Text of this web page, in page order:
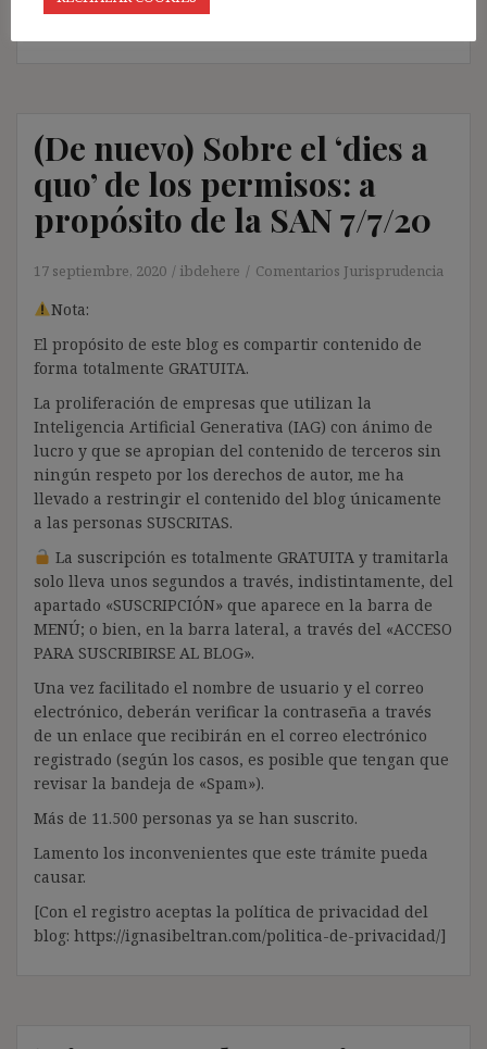
(De nuevo) Sobre el ‘dies a
quo’ de los permisos: a
propósito de la SAN 7/7/20
17 septiembre, 2020 ibdehere Comentarios Jurisprudencia
Nota:
El propósito de este blog es compartir contenido de
forma totalmente GRATUITA.
La proliferación de empresas que utilizan la
Inteligencia Artificial Generativa (IAG) con ánimo de
lucro y que se apropian del contenido de terceros sin
ningún respeto por los derechos de autor, me ha
llevado a restringir el contenido del blog únicamente
a las personas SUSCRITAS.
La suscripción es totalmente GRATUITA y tramitarla
solo lleva unos segundos a través, indistintamente, del
apartado «SUSCRIPCIÓN» que aparece en la barra de
MENÚ; o bien, en la barra lateral, a través del «ACCESO
PARA SUSCRIBIRSE AL BLOG».
Una vez facilitado el nombre de usuario y el correo
electrónico, deberán verificar la contraseña a través
de un enlace que recibirán en el correo electrónico
registrado (según los casos, es posible que tengan que
revisar la bandeja de «Spam»).
Más de 11.500 personas ya se han suscrito.
Lamento los inconvenientes que este trámite pueda
causar.
[Con el registro aceptas la política de privacidad del
blog: https://ignasibeltran.com/politica-de-privacidad/]